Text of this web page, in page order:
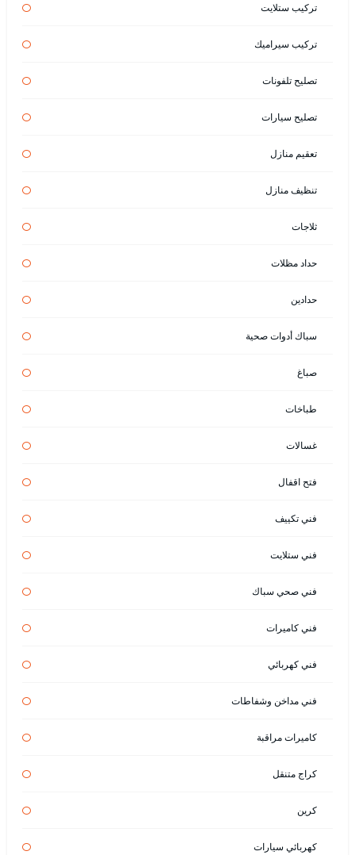
تركيب ستلايت
تركيب سيراميك
تصليح تلفونات
تصليح سيارات
تعقيم منازل
تنظيف منازل
ثلاجات
حداد مظلات
حدادين
سباك أدوات صحية
صباغ
طباخات
غسالات
فتح اقفال
فني تكييف
فني ستلايت
فني صحي سباك
فني كاميرات
فني كهربائي
فني مداخن وشفاطات
كاميرات مراقبة
كراج متنقل
كرين
كهربائي سيارات